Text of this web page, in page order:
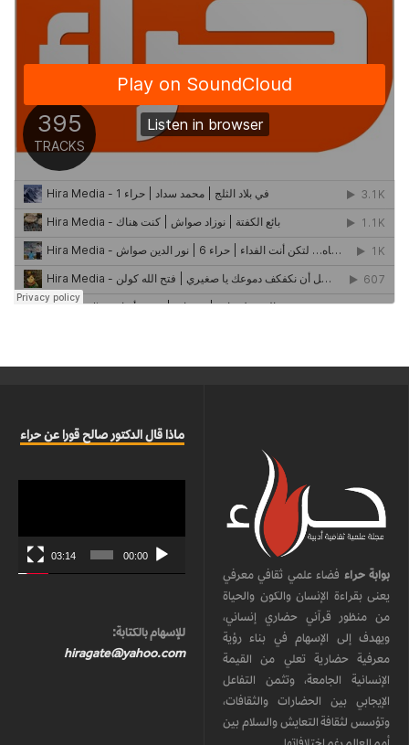
بوابة حراء فضاء علمي ثقافي معرفي
يعنى بقراءة الإنسان والكون والحياة
من منظور قرآني حضاري إنساني،
ويهدف إلى الإسهام في بناء رؤية
معرفية حضارية تعلي من القيمة
الإنسانية الجامعة، وتثمن التفاعل
الإيجابي بين الحضارات والثقافات،
وتؤسس لثقافة التعايش والسلام بين
ماذا قال الدكتور صالح قورا عن حراء
00:00
03:14
للإسهام بالكتابة:
hiragate@yahoo.com